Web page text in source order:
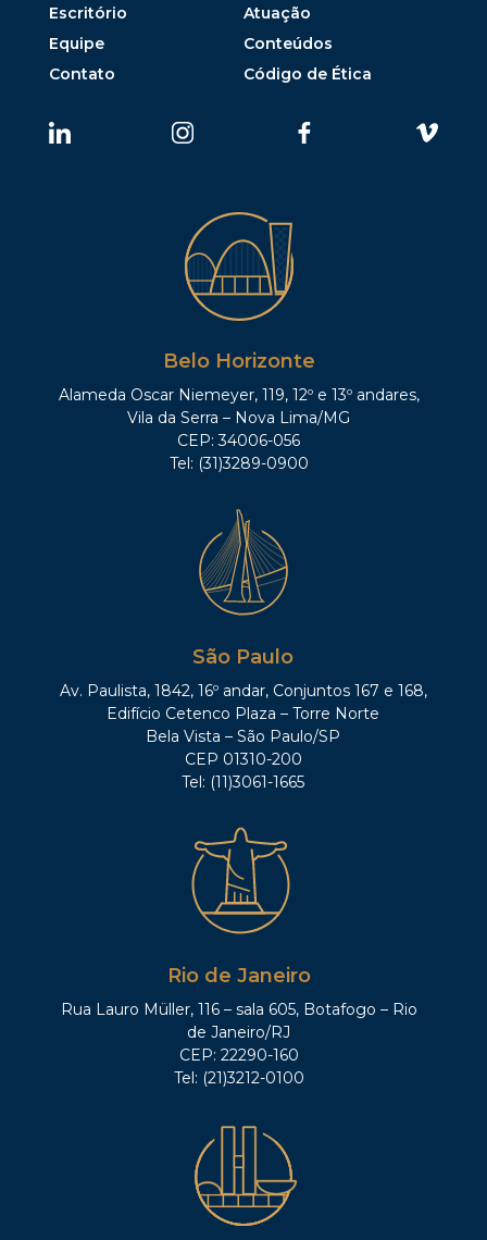
Escritório
Atuação
Equipe
Conteúdos
Contato
Código de Ética
Belo Horizonte
Alameda Oscar Niemeyer, 119, 12º e 13º andares,
Vila da Serra – Nova Lima/MG
CEP: 34006-056
Tel: (31)3289-0900
São Paulo
Av. Paulista, 1842, 16º andar, Conjuntos 167 e 168,
Edifício Cetenco Plaza – Torre Norte
Bela Vista – São Paulo/SP
CEP 01310-200
Tel: (11)3061-1665
Rio de Janeiro
Rua Lauro Müller, 116 – sala 605, Botafogo – Rio
de Janeiro/RJ
CEP: 22290-160
Tel: (21)3212-0100